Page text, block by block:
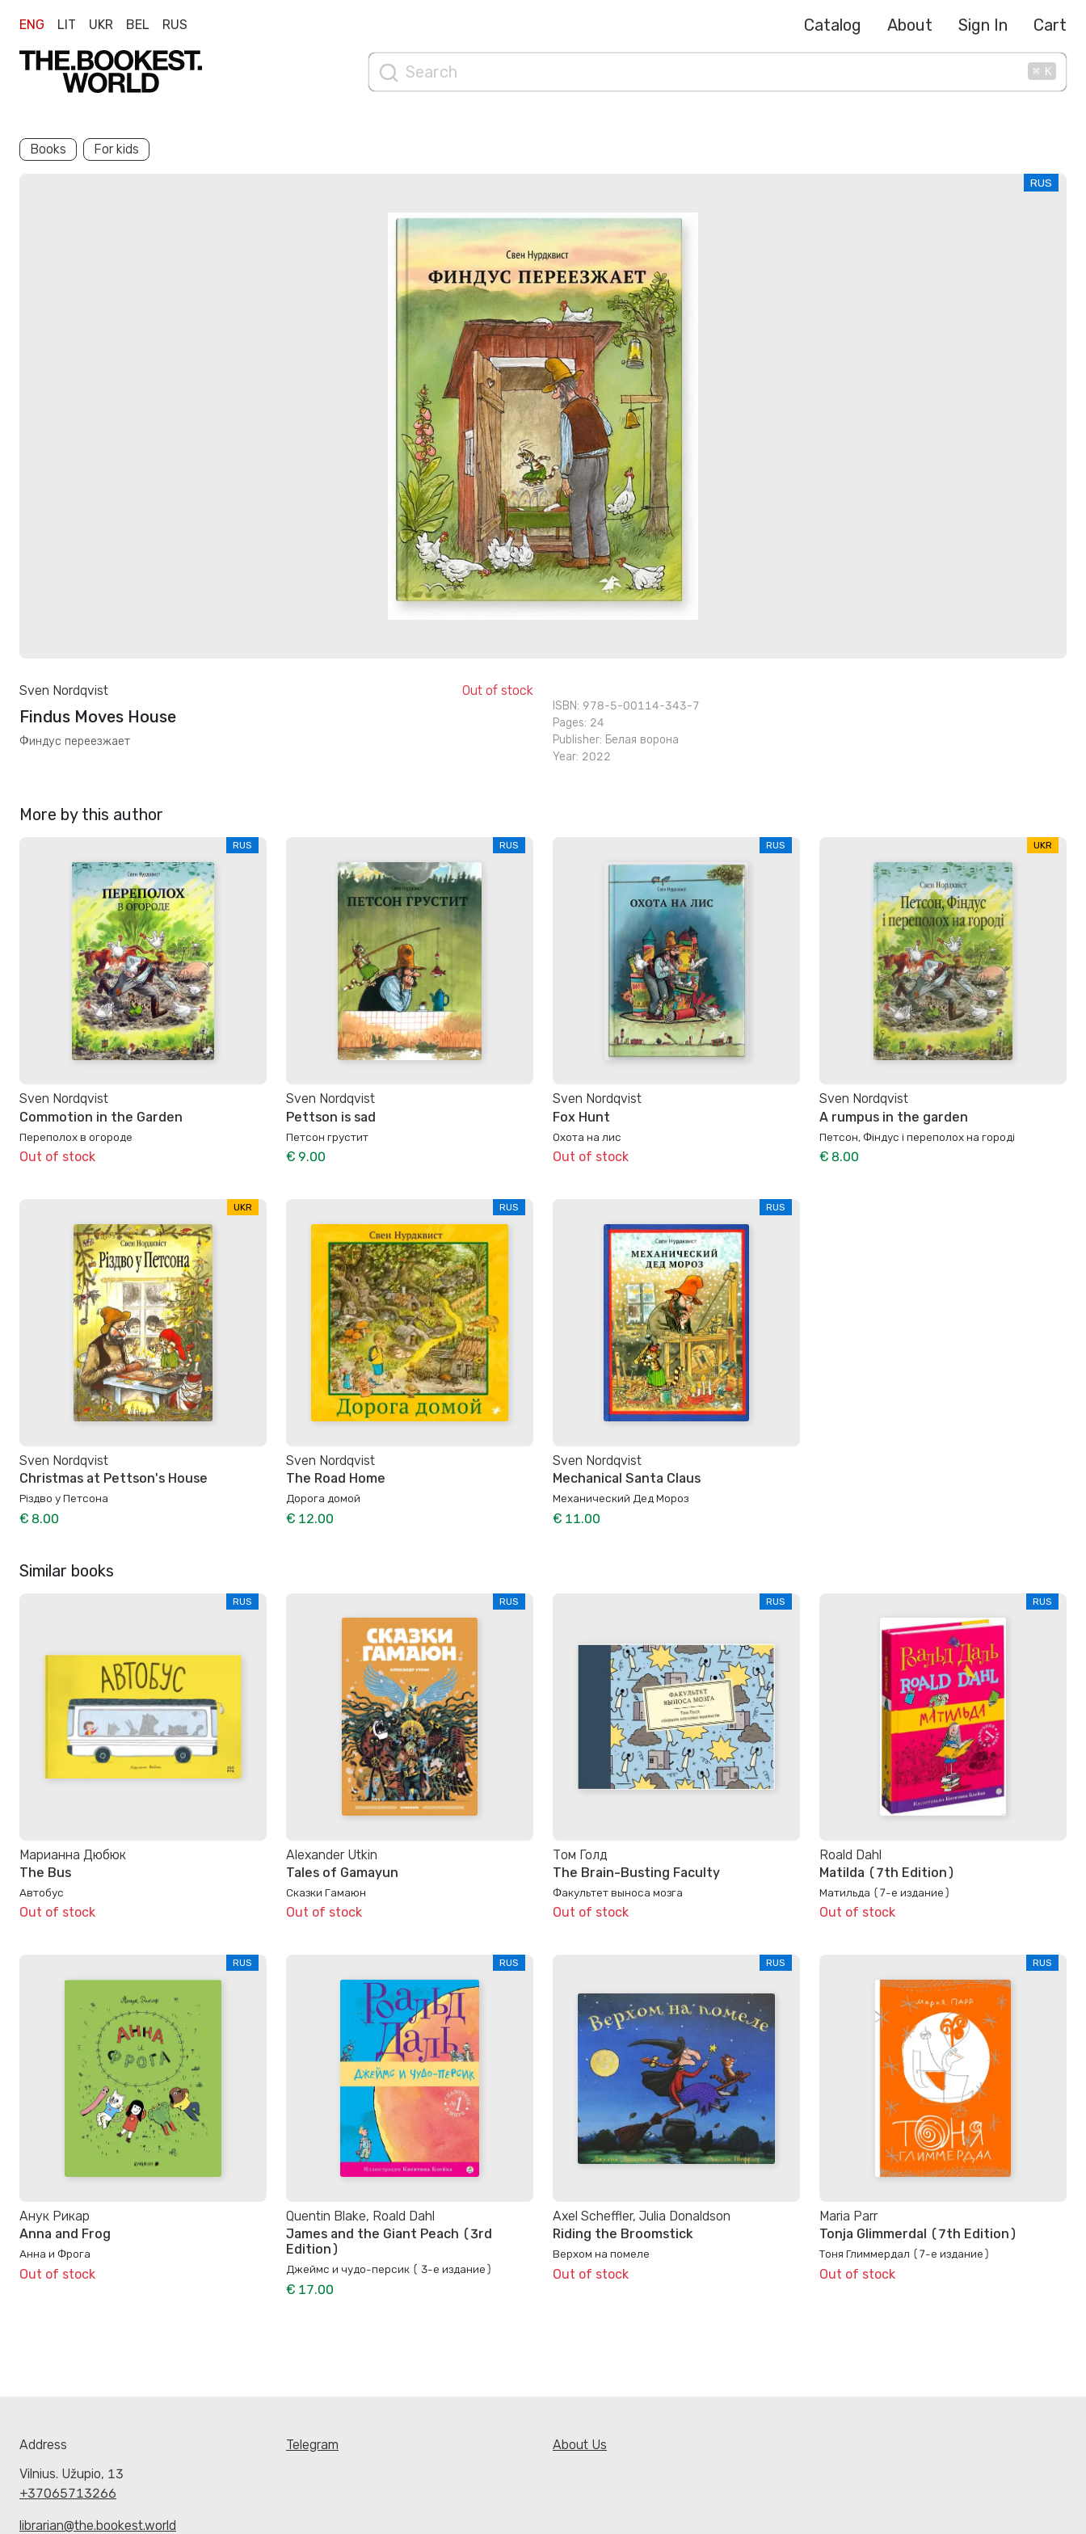
ENG LIT UKR BEL RUS Catalog About Sign In Cart
⌘ K
Books For kids
RUS
Sven Nordqvist Out of stock
Findus Moves House
Финдус переезжает
ISBN: 978-5-00114-343-7
Pages: 24
Publisher: Белая ворона
Year: 2022
More by this author
RUS
Sven Nordqvist
Commotion in the Garden
Переполох в огороде
Out of stock
RUS
Sven Nordqvist
Pettson is sad
Петсон грустит
€ 9.00
RUS
Sven Nordqvist
Fox Hunt
Охота на лис
Out of stock
UKR
Sven Nordqvist
A rumpus in the garden
Петсон, Фіндус і переполох на городі
€ 8.00
UKR
Sven Nordqvist
Christmas at Pettson's House
Різдво у Петсона
€ 8.00
RUS
Sven Nordqvist
The Road Home
Дорога домой
€ 12.00
RUS
Sven Nordqvist
Mechanical Santa Claus
Механический Дед Мороз
€ 11.00
Similar books
RUS
Марианна Дюбюк
The Bus
Автобус
Out of stock
RUS
Alexander Utkin
Tales of Gamayun
Сказки Гамаюн
Out of stock
RUS
Том Голд
The Brain-Busting Faculty
Факультет выноса мозга
Out of stock
RUS
Roald Dahl
Matilda (7th Edition)
Матильда (7-е издание)
Out of stock
RUS
Анук Рикар
Anna and Frog
Анна и Фрога
Out of stock
RUS
Quentin Blake, Roald Dahl
James and the Giant Peach (3rd
Edition)
Джеймс и чудо-персик ( 3-е издание)
€ 17.00
RUS
Axel Scheffler, Julia Donaldson
Riding the Broomstick
Верхом на помеле
Out of stock
RUS
Maria Parr
Tonja Glimmerdal (7th Edition)
Тоня Глиммердал (7-е издание)
Out of stock
Address
Vilnius. Užupio, 13
+37065713266
librarian@the.bookest.world
Telegram About Us